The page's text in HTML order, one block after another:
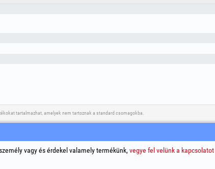
tartalmazhat, amelyek nem tartoznak a standard csomagokba.
További Hasznos Linkek
vagy és érdekel valamely termékünk, vegye fel velünk a